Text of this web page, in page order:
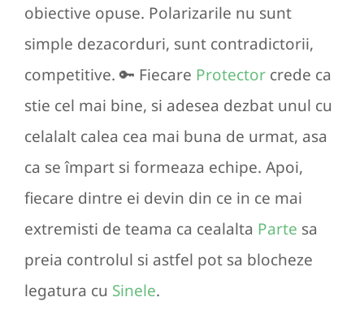
obiective opuse. Polarizarile nu sunt
simple dezacorduri, sunt contradictorii,
competitive. 🔑 Fiecare Protector crede ca
stie cel mai bine, si adesea dezbat unul cu
celalalt calea cea mai buna de urmat, asa
ca se împart si formeaza echipe. Apoi,
fiecare dintre ei devin din ce in ce mai
extremisti de teama ca cealalta Parte sa
preia controlul si astfel pot sa blocheze
legatura cu Sinele.